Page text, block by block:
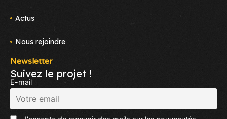
Actus
Nous rejoindre
Newsletter
Suivez le projet !
E-mail